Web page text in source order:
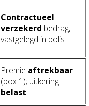
Contractueel
verzekerd bedrag,
vastgelegd in polis
Premie aftrekbaar
(box 1); uitkering
belast